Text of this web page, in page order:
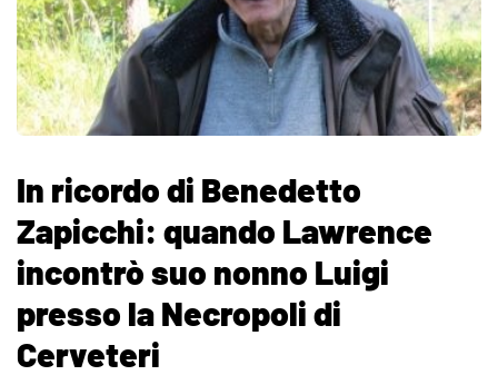
In ricordo di Benedetto
Zapicchi: quando Lawrence
incontrò suo nonno Luigi
presso la Necropoli di
Cerveteri